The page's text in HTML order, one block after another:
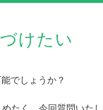
けたい
でしょうか？